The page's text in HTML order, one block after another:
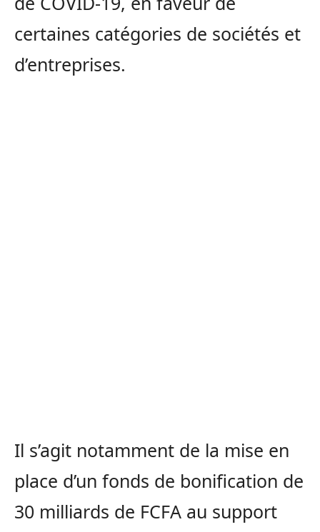
certaines catégories de sociétés et
d’entreprises.
Il s’agit notamment de la mise en
place d’un fonds de bonification de
30 milliards de FCFA au support